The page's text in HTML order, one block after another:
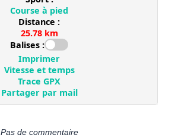
Pas de commentaire